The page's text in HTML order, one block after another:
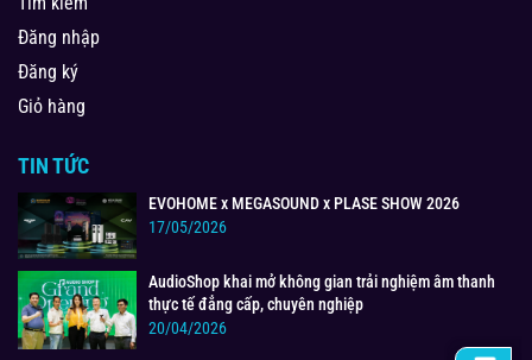
Đăng nhập
Đăng ký
Giỏ hàng
TIN TỨC
EVOHOME x MEGASOUND x PLASE SHOW 2026
17/05/2026
AudioShop khai mở không gian trải nghiệm âm thanh
thực tế đẳng cấp, chuyên nghiệp
20/04/2026